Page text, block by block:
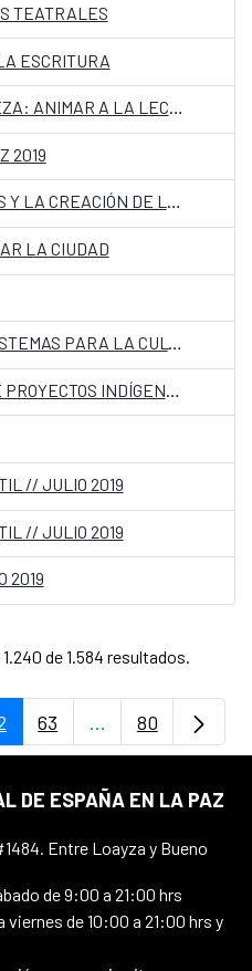
TEATRALES
ESCRITURA
COMO SI FUERA UNA CEREZA: ANIMAR A LA LECTURA Y A LA CREACIÓN POÉTICA CON NIÑOS
2019
LOS LIBROS INFORMATIVOS Y LA CREACIÓN DE LECTORES.
LA CIUDAD
TALLER. TEJIENDO ECOSISTEMAS PARA LA CULTURA / LA PAZ
APTHAPI. PROYECCIÓN DE PROYECTOS INDÍGENAS TLGB EN BOLIVIA
// JULIO 2019
// JULIO 2019
2019
de 1.584 resultados.
Use TAB para
Página
63 ...PáginasPágina
80
DE ESPAÑA EN LA PAZ
Entre Loayza y Bueno
de 9:00 a 21:00 hrs
de 10:00 a 21:00 hrs y